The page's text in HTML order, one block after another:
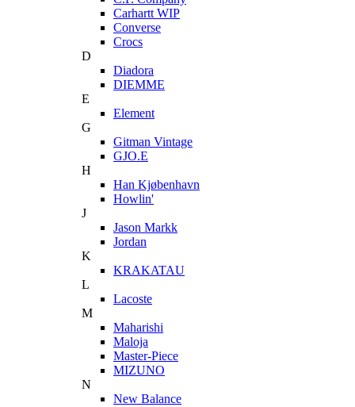
Carhartt WIP
Converse
Crocs
D
Diadora
DIEMME
E
Element
G
Gitman Vintage
GJO.E
H
Han Kjøbenhavn
Howlin'
J
Jason Markk
Jordan
K
KRAKATAU
L
Lacoste
M
Maharishi
Maloja
Master-Piece
MIZUNO
N
New Balance